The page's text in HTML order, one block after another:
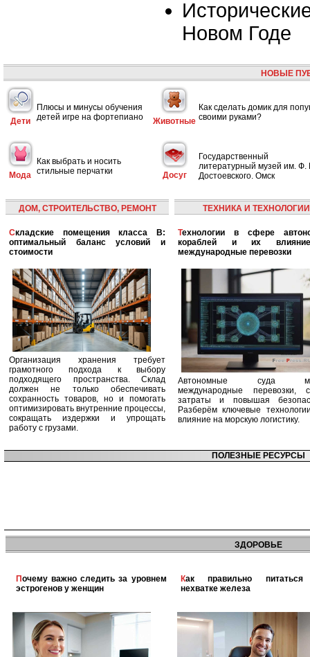
Новом Годе
НОВЫЕ
Дети
Плюсы и минусы обучения
детей игре на фортепиано
Животные
Как сделать домик для
своими руками?
Мода
Как выбрать и носить
стильные перчатки
Досуг
Государственный
литературный музей им. Ф.
Достоевского. Омск
ДОМ, СТРОИТЕЛЬСТВО, РЕМОНТ
Складские помещения класса B:
оптимальный баланс условий и
стоимости
Организация хранения требует
грамотного подхода к выбору
подходящего пространства. Склад
должен не только обеспечивать
сохранность товаров, но и помогать
оптимизировать внутренние процессы,
сокращать издержки и упрощать
работу с грузами.
ТЕХНИКА И ТЕХНОЛОГИИ
Технологии в сфере автономных
кораблей и их
международные перевозки
Автономные суда
международные перевозки,
затраты и повышая
Разберём ключевые
влияние на морскую логистику.
ПОЛЕЗНЫЕ РЕСУРСЫ
ЗДОРОВЬЕ
Почему важно следить за уровнем
эстрогенов у женщин
Как правильно питаться при
нехватке железа